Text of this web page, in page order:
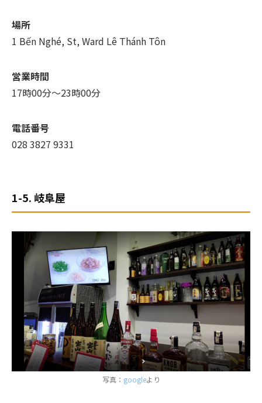
場所
1 Bến Nghé, St, Ward Lê Thánh Tôn
営業時間
17時00分～23時00分
電話番号
028 3827 9331
1-5. 岐阜屋
写真： googleより